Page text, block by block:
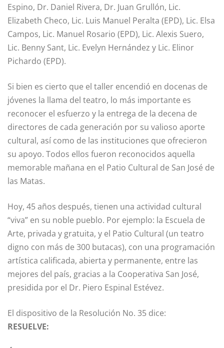
Espino, Dr. Daniel Rivera, Dr. Juan Grullón, Lic.
Elizabeth Checo, Lic. Luis Manuel Peralta (EPD), Lic. Elsa
Campos, Lic. Manuel Rosario (EPD), Lic. Alexis Suero,
Lic. Benny Sant, Lic. Evelyn Hernández y Lic. Elinor
Pichardo (EPD).
Si bien es cierto que el taller encendió en docenas de
jóvenes la llama del teatro, lo más importante es
reconocer el esfuerzo y la entrega de la decena de
directores de cada generación por su valioso aporte
cultural, así como de las instituciones que ofrecieron
su apoyo. Todos ellos fueron reconocidos aquella
memorable mañana en el Patio Cultural de San José de
las Matas.
Hoy, 45 años después, tienen una actividad cultural
“viva” en su noble pueblo. Por ejemplo: la Escuela de
Arte, privada y gratuita, y el Patio Cultural (un teatro
digno con más de 300 butacas), con una programación
artística calificada, abierta y permanente, entre las
mejores del país, gracias a la Cooperativa San José,
presidida por el Dr. Piero Espinal Estévez.
El dispositivo de la Resolución No. 35 dice:
RESUELVE: